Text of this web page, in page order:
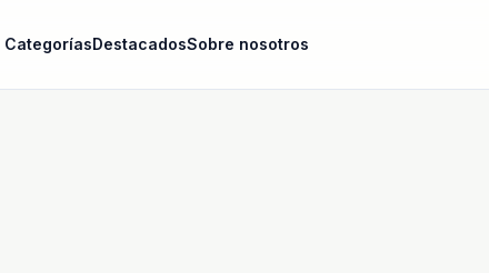
CategoríasDestacadosSobre nosotros